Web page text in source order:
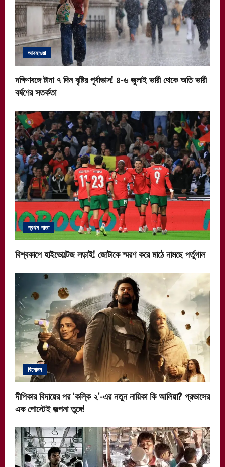
আবহাওয়া
দক্ষিণবঙ্গে টানা ৭ দিন বৃষ্টির পূর্বাভাস! ৪-৬ জুলাই ভারী থেকে অতি ভারী
বর্ষণের সতর্কতা
প্রথম পাতা
বিশ্বকাপে হাইভোল্টেজ লড়াই! জোটাকে স্মরণ করে মাঠে নামছে পর্তুগাল
বিনোদন
দীপিকার বিদায়ের পর ‘কল্কি ২’-এর নতুন নায়িকা কি আলিয়া? প্রভাসের
এক পোস্টেই জল্পনা তুঙ্গে!